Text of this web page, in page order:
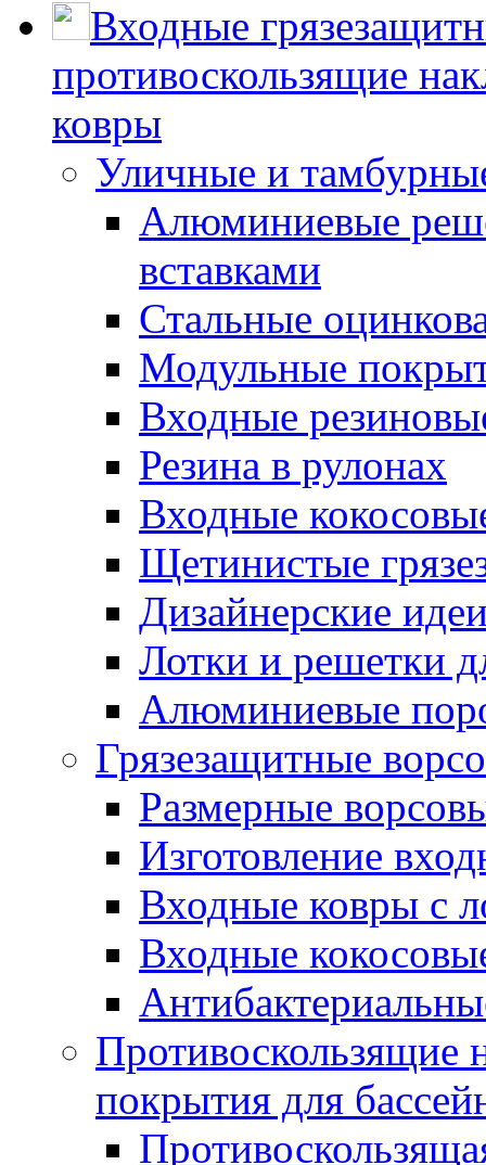
Входные
противоскользящие
ковры
Уличные и
Алюминиевые
вставками
Стальные
Модульные
Входные
Резина в рулонах
Входные
Щетинистые
Дизайнерские
Лотки и решетки
Алюминиевые
Грязезащитные
Размерные
Изготовление
Входные ковры с
Входные
Противоскользящие
покрытия для